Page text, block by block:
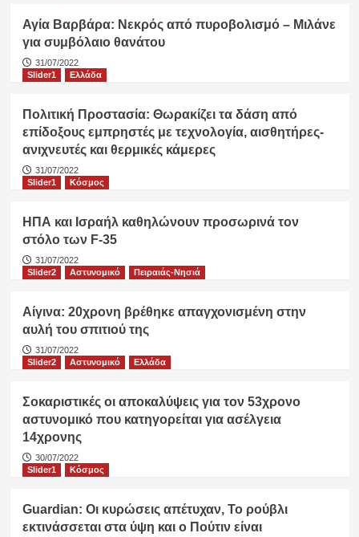
Αγία Βαρβάρα: Νεκρός από πυροβολισμό – Μιλάνε
για συμβόλαιο θανάτου
31/07/2022
Slider1
Ελλάδα
Πολιτική Προστασία: Θωρακίζει τα δάση από
επίδοξους εμπρηστές με τεχνολογία, αισθητήρες-
ανιχνευτές και θερμικές κάμερες
31/07/2022
Slider1
Κόσμος
ΗΠΑ και Ισραήλ καθηλώνουν προσωρινά τον
στόλο των F-35
31/07/2022
Slider2
Αστυνομικό Πειραιάς-Νησιά
Αίγινα: 20χρονη βρέθηκε απαγχονισμένη στην
αυλή του σπιτιού της
31/07/2022
Slider2
Αστυνομικό Ελλάδα
Σοκαριστικές οι αποκαλύψεις για τον 53χρονο
αστυνομικό που κατηγορείται για ασέλγεια
14χρονης
30/07/2022
Slider1
Κόσμος
Guardian: Οι κυρώσεις απέτυχαν, Το ρούβλι
εκτινάσσεται στα ύψη και ο Πούτιν είναι